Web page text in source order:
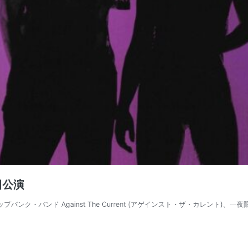
演
プパンク・バンド Against The Current (アゲインスト・ザ・カレント)、一